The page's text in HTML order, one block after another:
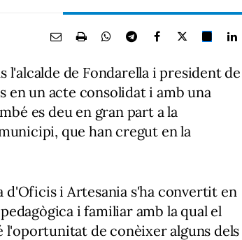
l'alcalde de Fondarella i president de
en un acte consolidat i amb una
es deu en gran part a la
que han cregut en la
d'Oficis i Artesania s'ha convertit en
i familiar amb la qual el
l'oportunitat de conèixer alguns dels